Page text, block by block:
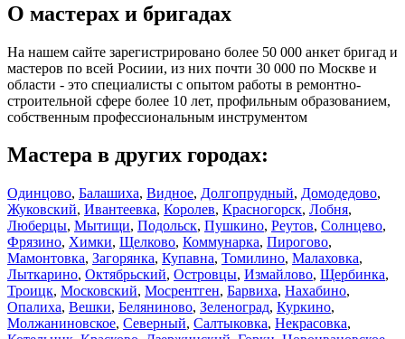
О мастерах и бригадах
На нашем сайте зарегистрировано более 50 000 анкет бригад и
мастеров по всей Росиии, из них почти 30 000 по Москве и
области - это специалисты с опытом работы в ремонтно-
строительной сфере более 10 лет, профильным образованием,
собственным профессиональным инструментом
Мастера в других городах:
Одинцово, Балашиха, Видное, Долгопрудный, Домодедово,
Жуковский, Ивантеевка, Королев, Красногорск, Лобня,
Люберцы, Мытищи, Подольск, Пушкино, Реутов, Солнцево,
Фрязино, Химки, Щелково, Коммунарка, Пирогово,
Мамонтовка, Загорянка, Купавна, Томилино, Малаховка,
Лыткарино, Октябрьский, Островцы, Измайлово, Щербинка,
Троицк, Московский, Мосрентген, Барвиха, Нахабино,
Опалиха, Вешки, Беляниново, Зеленоград, Куркино,
Молжаниновское, Северный, Салтыковка, Некрасовка,